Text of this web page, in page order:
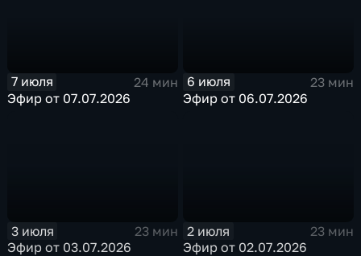
7 июля
24 мин
Эфир от 07.07.2026
6 июля
23 мин
Эфир от 06.07.2026
3 июля
23 мин
Эфир от 03.07.2026
2 июля
23 мин
Эфир от 02.07.2026